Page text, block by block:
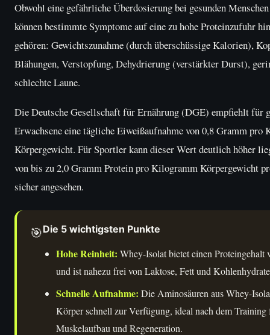
Obwohl eine gefährliche Überdosierung bei gesunden
können bestimmte Symptome auf eine zu hohe Proteinzufuhr
gehören: Gewichtszunahme (durch überschüssige Kalorien),
Blähungen, Verstopfung, Dehydrierung (verstärkter Durst),
schlechte Laune.
Die Deutsche Gesellschaft für Ernährung (DGE) empfiehlt für
Erwachsene eine tägliche Eiweißaufnahme von 0,8 Gramm pro
Körpergewicht. Für Sportler kann dieser Wert deutlich höher
von bis zu 2,0 Gramm Protein pro Kilogramm Körpergewicht
sicher angesehen.
🎯Die 5 wichtigsten Punkte
Hohe Reinheit: Whey-Isolat bietet einen Proteingehalt
und ist nahezu frei von Laktose, Fett und
Schnelle Aufnahme: Die Aminosäuren aus Whey-
Körper schnell zur Verfügung, ideal nach dem Training
Muskelaufbau und Regeneration.